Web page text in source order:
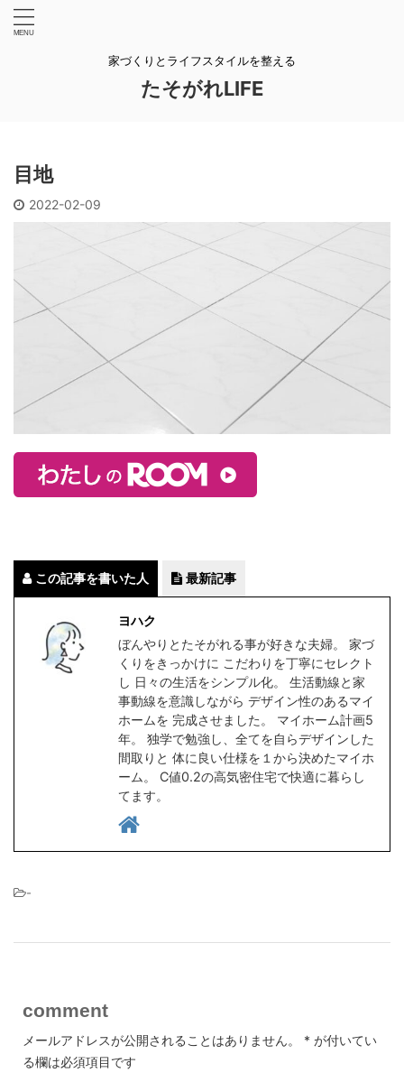
家づくりとライフスタイルを整える
たそがれLIFE
目地
2022-02-09
この記事を書いた人 最新記事
ヨハク
ぼんやりとたそがれる事が好きな夫婦。 家づ
くりをきっかけに こだわりを丁寧にセレクト
し 日々の生活をシンプル化。 生活動線と家
事動線を意識しながら デザイン性のあるマイ
ホームを 完成させました。 マイホーム計画5
年。 独学で勉強し、全てを自らデザインした
間取りと 体に良い仕様を１から決めたマイホ
ーム。 C値0.2の高気密住宅で快適に暮らし
てます。
-
comment
メールアドレスが公開されることはありません。 * が付いてい
る欄は必須項目です